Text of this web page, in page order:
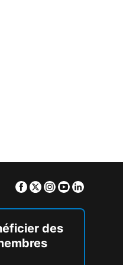
Facebook
TwitterInstagram
Youtube
des